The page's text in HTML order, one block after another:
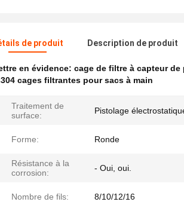
de produit Description de produit
en évidence: cage de filtre à capteur
cages filtrantes pour sacs à main
Traitement de
surface:
Pistolage
Forme: Ronde
Résistance à la
corrosion:
- Oui, oui.
Nombre de fils: 8/10/12/16